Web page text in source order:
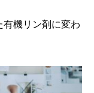
機リン剤に変わ